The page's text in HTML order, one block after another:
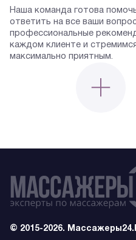
Наша команда готова
ответить на все ваши
профессиональные
каждом клиенте и
максимально приятным.
© 2015-2026.